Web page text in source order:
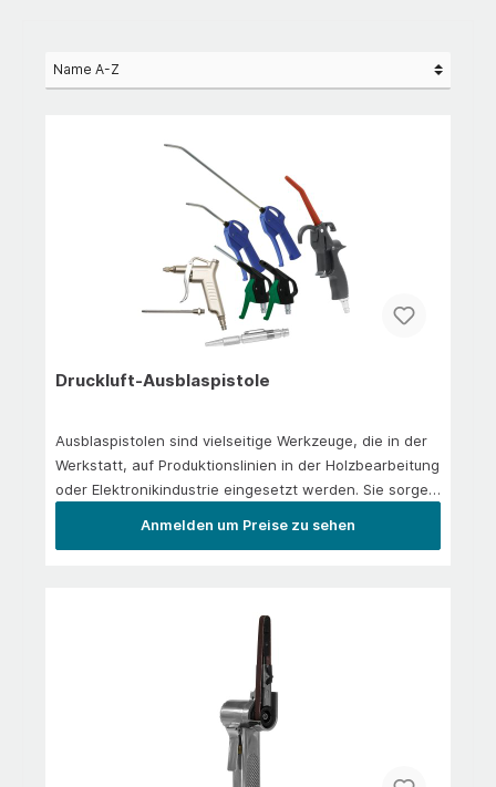
Druckluft-Ausblaspistole
Ausblaspistolen sind vielseitige Werkzeuge, die in der
Werkstatt, auf Produktionslinien in der Holzbearbeitung
oder Elektronikindustrie eingesetzt werden. Sie sorgen
Anmelden um Preise zu sehen